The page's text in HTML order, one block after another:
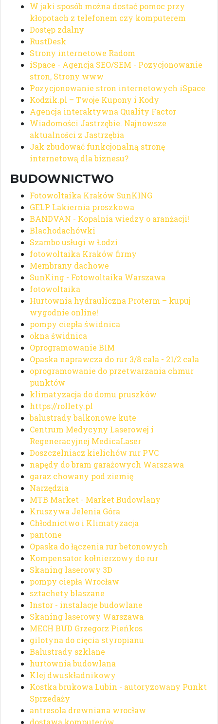
W jaki sposób można dostać pomoc przy
kłopotach z telefonem czy komputerem
Dostęp zdalny
RustDesk
Strony internetowe Radom
iSpace - Agencja SEO/SEM - Pozycjonowanie
stron, Strony www
Pozycjonowanie stron internetowych iSpace
Kodzik.pl – Twoje Kupony i Kody
Agencja interaktywna Quality Factor
Wiadomości Jastrzębie. Najnowsze
aktualności z Jastrzębia
Jak zbudować funkcjonalną stronę
internetową dla biznesu?
BUDOWNICTWO
Fotowoltaika Kraków SunKING
GELP Lakiernia proszkowa
BANDVAN - Kopalnia wiedzy o aranżacji!
Blachodachówki
Szambo usługi w Łodzi
fotowoltaika Kraków firmy
Membrany dachowe
SunKing - Fotowoltaika Warszawa
fotowoltaika
Hurtownia hydrauliczna Proterm – kupuj
wygodnie online!
pompy ciepła świdnica
okna świdnica
Oprogramowanie BIM
Opaska naprawcza do rur 3/8 cala - 21/2 cala
oprogramowanie do przetwarzania chmur
punktów
klimatyzacja do domu pruszków
https://rollety.pl
balustrady balkonowe kute
Centrum Medycyny Laserowej i
Regeneracyjnej MedicaLaser
Doszczelniacz kielichów rur PVC
napędy do bram garażowych Warszawa
garaz chowany pod ziemię
Narzędzia
MTB Market - Market Budowlany
Kruszywa Jelenia Góra
Chłodnictwo i Klimatyzacja
pantone
Opaska do łączenia rur betonowych
Kompensator kołnierzowy do rur
Skaning laserowy 3D
pompy ciepła Wrocław
sztachety blaszane
Instor - instalacje budowlane
Skaning laserowy Warszawa
MECH BUD Grzegorz Pieńkos
gilotyna do cięcia styropianu
Balustrady szklane
hurtownia budowlana
Klej dwuskładnikowy
Kostka brukowa Lubin - autoryzowany Punkt
Sprzedaży
antresola drewniana wrocław
dostawa komputerów